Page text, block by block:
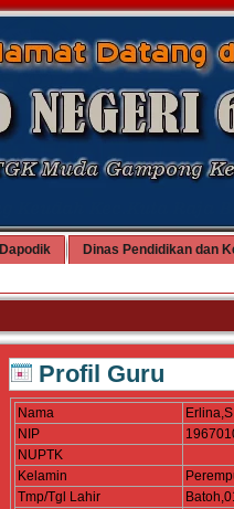
Dapodik Dinas Pendidikan dan
Profil Guru
Nama
NIP
NUPTK
Kelamin
Tmp/Tgl Lahir